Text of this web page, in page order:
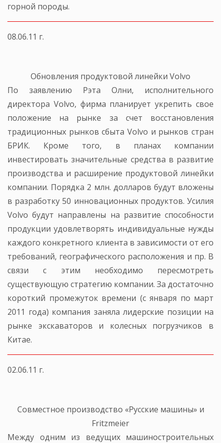
горной породы.
08.06.11 г.
Обновления продуктовой линейки Volvo
По заявлению Рэта Олни, исполнительного
директора Volvo, фирма планирует укрепить свое
положение на рынке за счет восстановления
традиционных рынков сбыта Volvo и рынков стран
БРИК. Кроме того, в планах компании
инвестировать значительные средства в развитие
производства и расширение продуктовой линейки
компании. Порядка 2 млн. долларов будут вложены
в разработку 50 инновационных продуктов. Усилия
Volvo будут направлены на развитие способности
продукции удовлетворять индивидуальные нужды
каждого конкретного клиента в зависимости от его
требований, географического расположения и пр. В
связи с этим необходимо пересмотреть
существующую стратегию компании. За достаточно
короткий промежуток времени (с января по март
2011 года) компания заняла лидерские позиции на
рынке экскаваторов и колесных погрузчиков в
Китае.
02.06.11 г.
Совместное производство «Русские машины» и
Fritzmeier
Между одним из ведущих машиностроительных